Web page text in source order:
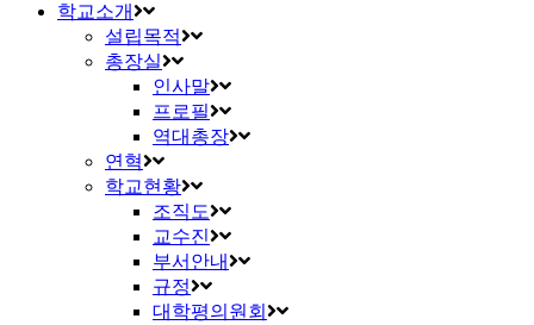
학교소개
설립목적
총장실
인사말
프로필
역대총장
연혁
학교현황
조직도
교수진
부서안내
규정
대학평의원회